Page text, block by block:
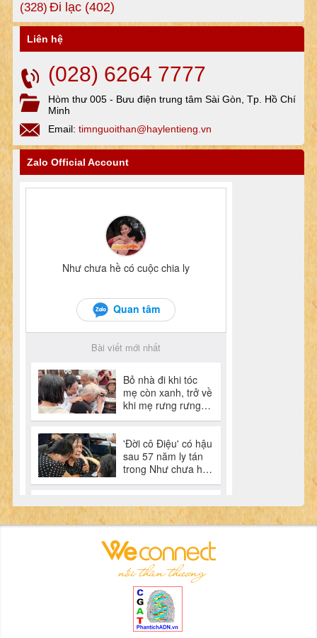
(328) Đi lạc(402)
Liên hệ
(028) 6264 7777
Hòm thư 005 - Bưu điện trung tâm Sài Gòn, Tp. Hồ Chí
Minh
Email: timnguoithan@haylentieng.vn
Zalo Official Account